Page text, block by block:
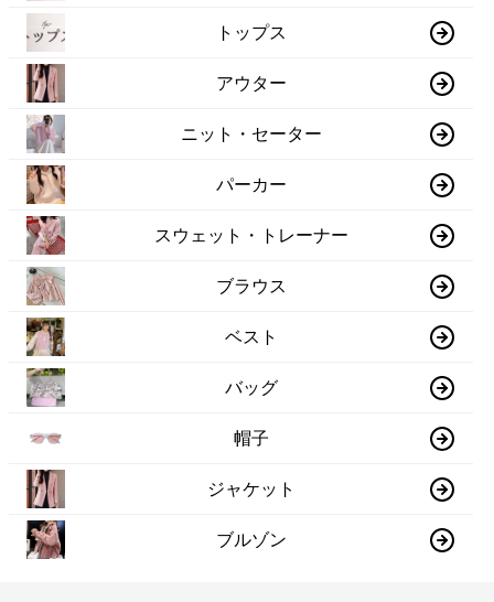
トップス
アウター
ニット・セーター
パーカー
スウェット・トレーナー
ブラウス
ベスト
バッグ
帽子
ジャケット
ブルゾン